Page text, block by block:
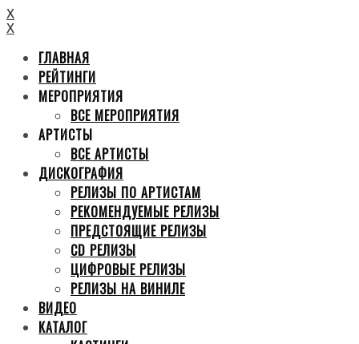
X
X
ГЛАВНАЯ
РЕЙТИНГИ
МЕРОПРИЯТИЯ
ВСЕ МЕРОПРИЯТИЯ
АРТИСТЫ
ВСЕ АРТИСТЫ
ДИСКОГРАФИЯ
РЕЛИЗЫ ПО АРТИСТАМ
РЕКОМЕНДУЕМЫЕ РЕЛИЗЫ
ПРЕДСТОЯЩИЕ РЕЛИЗЫ
CD РЕЛИЗЫ
ЦИФРОВЫЕ РЕЛИЗЫ
РЕЛИЗЫ НА ВИНИЛЕ
ВИДЕО
КАТАЛОГ